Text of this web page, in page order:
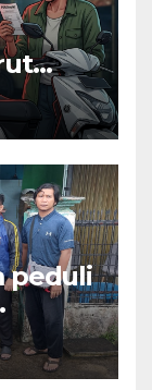
peduli